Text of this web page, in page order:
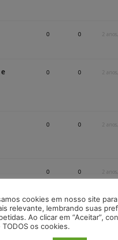
0 0 2
0 0 2
0 0 2
0 0 2
0 0 2
cookies em nosso site
relevante, lembrando suas
Ao clicar em “Aceitar”,
TODOS os cookies.